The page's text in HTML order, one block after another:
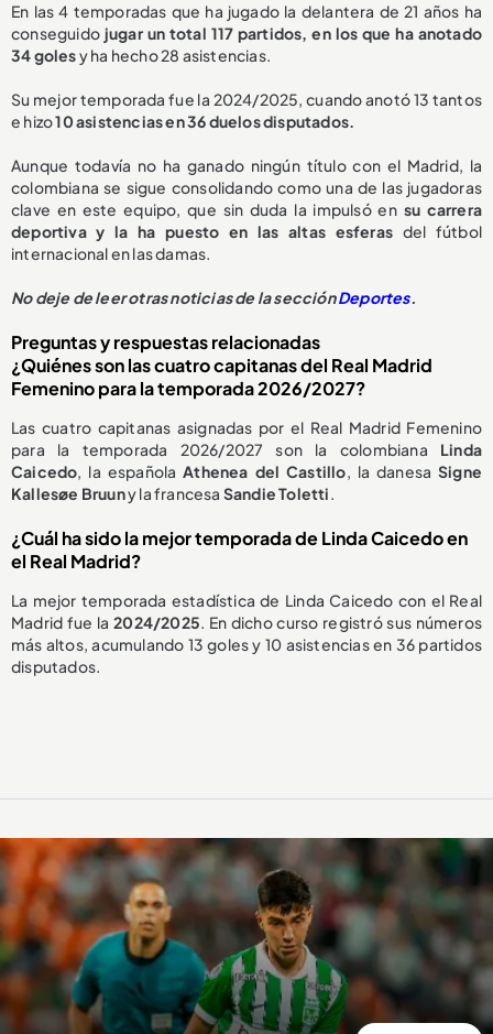
En las 4 temporadas que ha jugado la delantera de 21 años ha
conseguido jugar un total 117 partidos, en los que ha anotado
34 golesy ha hecho 28 asistencias.
Su mejor temporada fue la 2024/2025, cuando anotó 13 tantos
e hizo10 asistencias en 36 duelos disputados.
Aunque todavía no ha ganado ningún título con el Madrid, la
colombiana se sigue consolidando como una de las jugadoras
clave en este equipo, que sin duda la impulsó en su carrera
deportiva y la ha puesto en las altas esferas del fútbol
internacional en las damas.
No deje de leer otras noticias de la secciónDeportes.
Preguntas y respuestas relacionadas
¿Quiénes son las cuatro capitanas del Real Madrid
Femenino para la temporada 2026/2027?
Las cuatro capitanas asignadas por el Real Madrid Femenino
para la temporada 2026/2027 son la colombiana Linda
Caicedo, la españolaAthenea del Castillo, la danesa Signe
Kallesøe Bruuny la francesa Sandie Toletti.
¿Cuál ha sido la mejor temporada de Linda Caicedo en
el Real Madrid?
La mejor temporada estadística de Linda Caicedo con el Real
Madrid fue la2024/2025. En dicho curso registró sus números
más altos, acumulando 13 goles y 10 asistencias en 36 partidos
disputados.